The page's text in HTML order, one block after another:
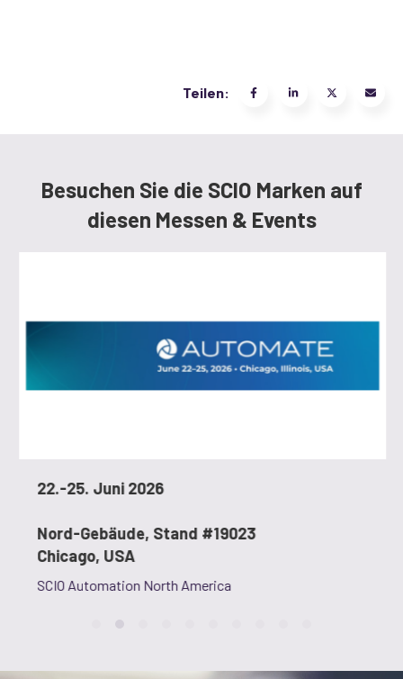
Teilen:
Besuchen Sie die SCIO Marken auf
diesen Messen & Events
22.-25. Juni 2026
Nord-Gebäude, Stand #19023
Chicago, USA
SCIO Automation North America